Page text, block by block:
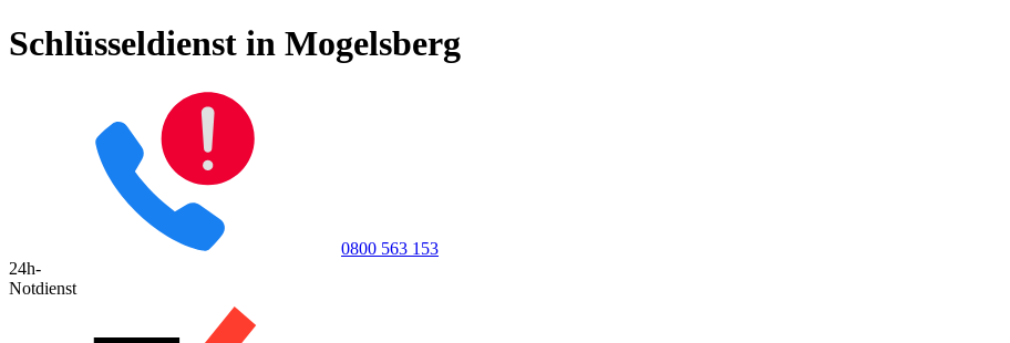
Schlüsseldienst in Mogelsberg
0800 563 153
24h-
Notdienst